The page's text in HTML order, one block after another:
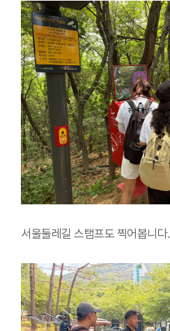
서울둘레길 스탬프도 찍어봅니다.